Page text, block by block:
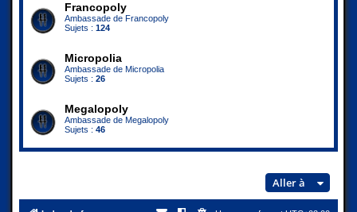
Francopoly
Ambassade de Francopoly
Sujets : 124
Micropolia
Ambassade de Micropolia
Sujets : 26
Megalopoly
Ambassade de Megalopoly
Sujets : 46
Aller à